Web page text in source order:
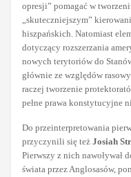
opresji” pomagać w
„skuteczniejszym”
hiszpańskich. Natomiast
dotyczący rozszerzania
nowych terytoriów do
głównie ze względów
raczej tworzenie
pełne prawa konstytucyjne
Do przeinterpretowania
przyczynili się też Josiah
Pierwszy z nich
świata przez Anglosasów,